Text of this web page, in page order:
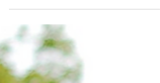
unserer Pferde. Neben der ausreichenden
an Nährstoffen ist das komplexe Zusammenspiel
von Mineralstoffen, Spurenelementen und
Vitaminen entscheidend für die Gesunderhaltung
des Pferdekörpers. Um im Falle eines möglichen
Mangels rechtzeitig reagieren zu können, ist es